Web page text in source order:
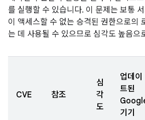
를 실행할 수 있습니다. 이 문제는 보통
이 액세스할 수 없는 승격된 권한으로의
는 데 사용될 수 있으므로 심각도 높음으
CVE 참조
심
각
도
업데이
트된
기기